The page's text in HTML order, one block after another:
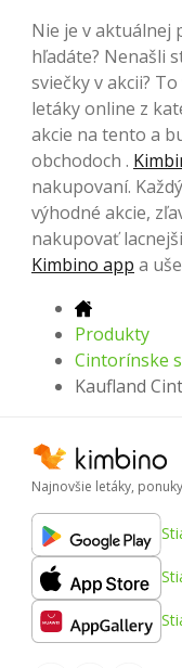
Nie je v aktuálnej
hľadáte? Nenašli
sviečky v akcii?
letáky online z
akcie na tento a
obchodoch .
nakupovaní.
výhodné akcie,
nakupovať
Kimbino app a
Produkty
Cintorínske
Kaufland
Najnovšie letáky,